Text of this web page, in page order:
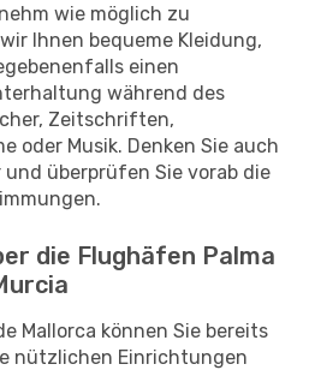
wie möglich zu
Ihnen bequeme Kleidung,
einen
während des
Zeitschriften,
oder Musik. Denken Sie auch
und überprüfen Sie vorab die
die Flughäfen Palma
Mallorca können Sie bereits
nützlichen Einrichtungen